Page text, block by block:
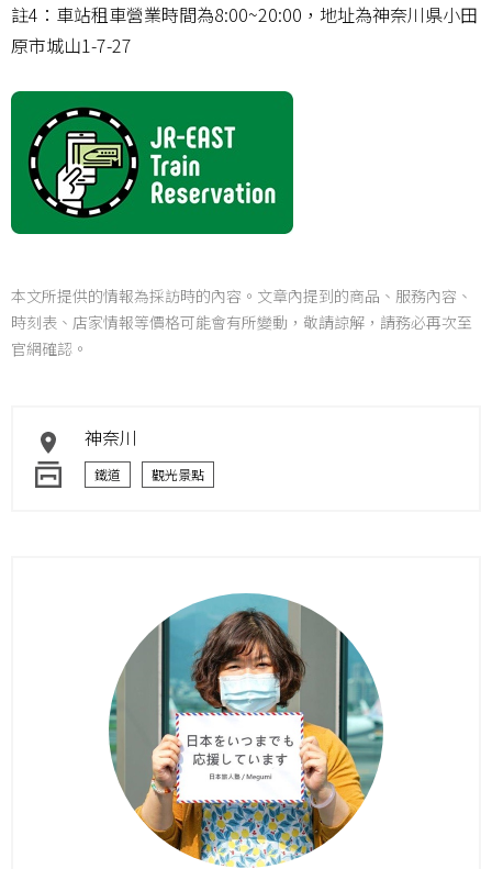
註4：車站租車營業時間為8:00~20:00，地址為神奈川県小田
原市城山1-7-27
本文所提供的情報為採訪時的內容。文章內提到的商品、服務內容、
時刻表、店家情報等價格可能會有所變動，敬請諒解，請務必再次至
官網確認。
神奈川
鐵道 觀光景點